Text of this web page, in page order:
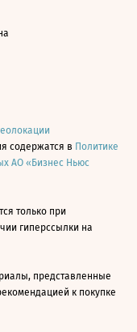
содержатся в Политике
АО «Бизнес Ньюс
только при
гиперссылки на
представленные
к покупке